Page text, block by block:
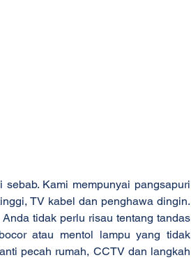
Kami mempunyai pangsapuri
TV kabel dan penghawa dingin.
tidak perlu risau tentang tandas
atau mentol lampu yang tidak
pecah rumah, CCTV dan langkah